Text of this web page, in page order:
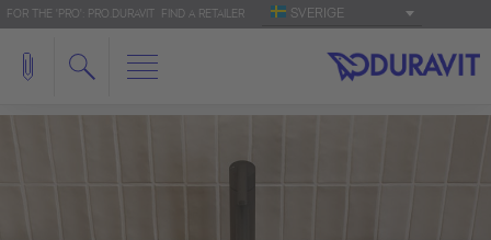
FOR THE 'PRO': PRO.DURAVIT FIND A RETAILER SVERIGE